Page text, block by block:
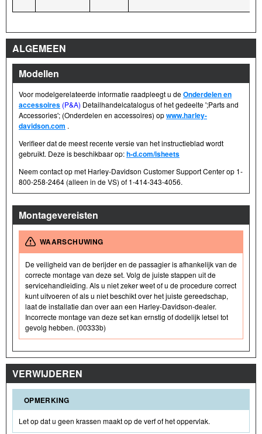
ALGEMEEN
Modellen
Voor modelgerelateerde informatie raadpleegt u deOnderdelen en
accessoires (P&A) Detailhandelcatalogus of het gedeelte ';Parts and
Accessories'; (Onderdelen en accessoires) opwww.harley-
davidson.com .
Verifieer dat de meest recente versie van het instructieblad wordt
gebruikt. Deze is beschikbaar op:h-d.com/isheets
Neem contact op met Harley-Davidson Customer Support Center op 1-
800-258-2464 (alleen in de VS) of 1-414-343-4056.
Montagevereisten
WAARSCHUWING
De veiligheid van de berijder en de passagier is afhankelijk van de
correcte montage van deze set. Volg de juiste stappen uit de
servicehandleiding. Als u niet zeker weet of u de procedure correct
kunt uitvoeren of als u niet beschikt over het juiste gereedschap,
laat de installatie dan over aan een Harley-Davidson-dealer.
Incorrecte montage van deze set kan ernstig of dodelijk letsel tot
gevolg hebben. (00333b)
VERWIJDEREN
OPMERKING
Let op dat u geen krassen maakt op de verf of het oppervlak.